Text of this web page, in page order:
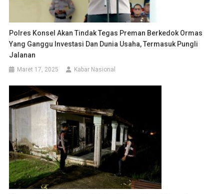
Polres Konsel Akan Tindak Tegas Preman Berkedok Ormas
Yang Ganggu Investasi Dan Dunia Usaha, Termasuk Pungli
Jalanan
Maret 17, 2025 Kabar Nasional